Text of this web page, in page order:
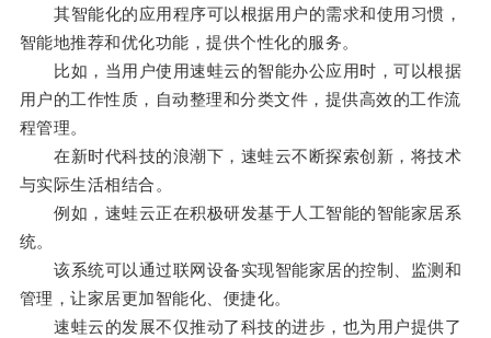
其智能化的应用程序可以根据用户的需求和使用习惯，
智能地推荐和优化功能，提供个性化的服务。
比如，当用户使用速蛙云的智能办公应用时，可以根据
用户的工作性质，自动整理和分类文件，提供高效的工作流
程管理。
在新时代科技的浪潮下，速蛙云不断探索创新，将技术
与实际生活相结合。
例如，速蛙云正在积极研发基于人工智能的智能家居系
统。
该系统可以通过联网设备实现智能家居的控制、监测和
管理，让家居更加智能化、便捷化。
速蛙云的发展不仅推动了科技的进步，也为用户提供了